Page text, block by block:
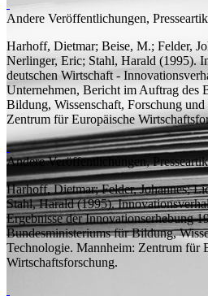
Andere Veröffentlichungen,
Harhoff, Dietmar; Beise, M.; Felder,
Nerlinger, Eric; Stahl, Harald (1995).
deutschen Wirtschaft -
Unternehmen, Bericht im Auftrag des
Bildung, Wissenschaft, Forschung
Zentrum für Europäische
Andere Veröffentlichungen,
Harhoff, Dietmar;Felder, Johannes;
Stahl, Harald(1995).
Ergebnisse der Innovationserhebung
Bundesministeriums für Bildung,
Technologie. Mannheim: Zentrum für
Wirtschaftsforschung.